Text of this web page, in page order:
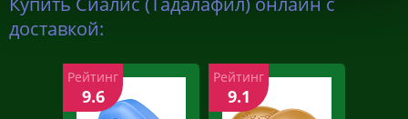
доставкой:
Рейтинг
9.6
Рейтинг
9.1